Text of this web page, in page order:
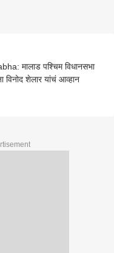
मालाड पश्चिम विधानसभा
शेलार यांचं आव्हान